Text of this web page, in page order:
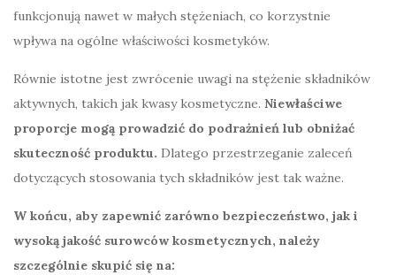
funkcjonują nawet w małych stężeniach, co korzystnie
wpływa na ogólne właściwości kosmetyków.
Równie istotne jest zwrócenie uwagi na stężenie składników
aktywnych, takich jak kwasy kosmetyczne. Niewłaściwe
proporcje mogą prowadzić do podrażnień lub obniżać
skuteczność produktu. Dlatego przestrzeganie zaleceń
dotyczących stosowania tych składników jest tak ważne.
W końcu, aby zapewnić zarówno bezpieczeństwo, jak i
wysoką jakość surowców kosmetycznych, należy
szczególnie skupić się na: